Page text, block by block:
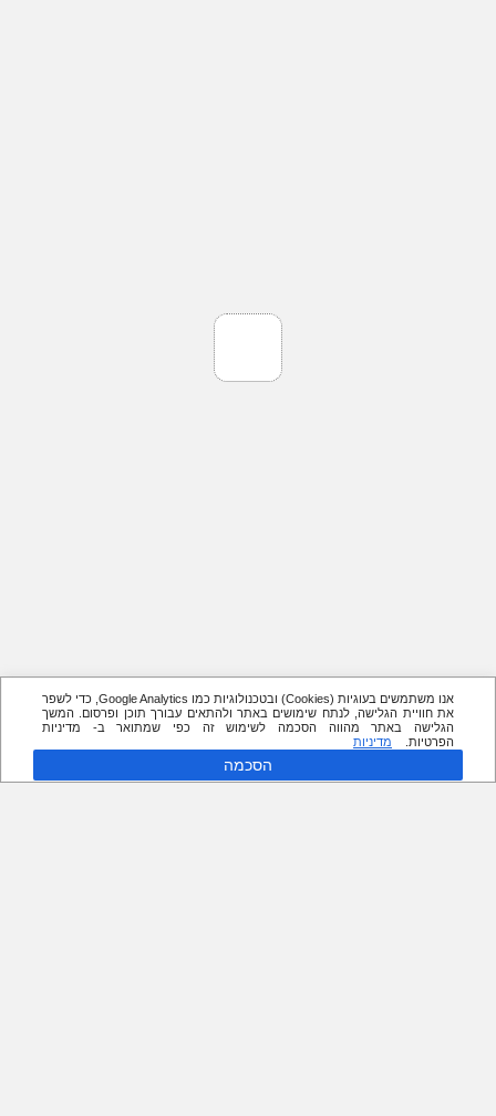
אנו משתמשים בעוגיות (Cookies) ובטכנולוגיות כמו Google Analytics, כדי לשפר
את חוויית הגלישה, לנתח שימושים באתר ולהתאים עבורך תוכן ופרסום. המשך
הגלישה באתר מהווה הסכמה לשימוש זה כפי שמתואר ב- מדיניות
הפרטיות.
מדיניות
הסכמה